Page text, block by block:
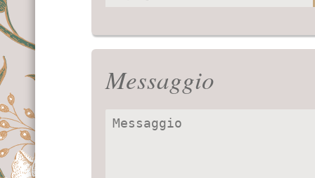
Messaggio